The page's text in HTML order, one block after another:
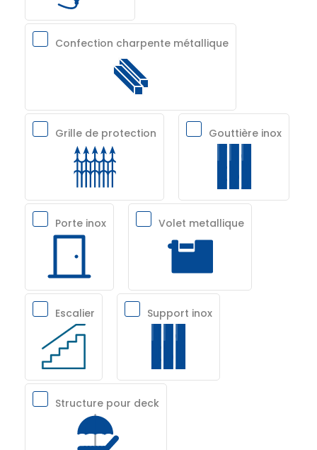
Confection charpente métallique
Grille de protection Gouttière inox
Porte inox Volet metallique
Escalier Support inox
Structure pour deck